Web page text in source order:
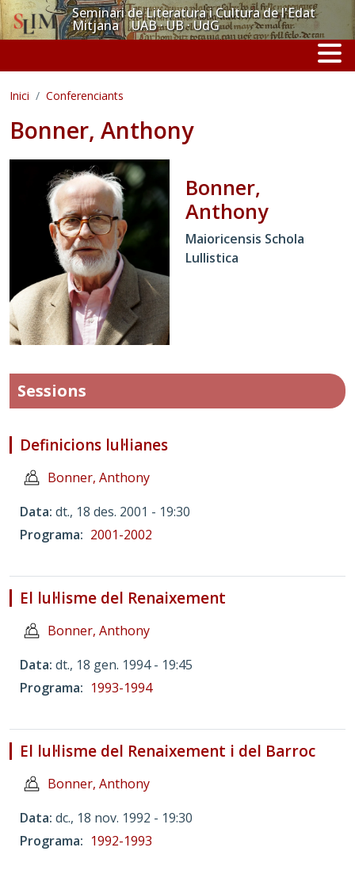
Vés al contingutSeminari de Literatura i Cultura de l'Edat
Mitjana UAB · UB · UdG
Inici Conferenciants
Bonner, Anthony
Bonner,
Anthony
Maioricensis Schola
Lullistica
Sessions
Definicions lul·lianes
Bonner, Anthony
Data dt., 18 des. 2001 - 19:30
Programa
2001-2002
El lul·lisme del Renaixement
Bonner, Anthony
Data dt., 18 gen. 1994 - 19:45
Programa
1993-1994
El lul·lisme del Renaixement i del Barroc
Bonner, Anthony
Data dc., 18 nov. 1992 - 19:30
Programa
1992-1993